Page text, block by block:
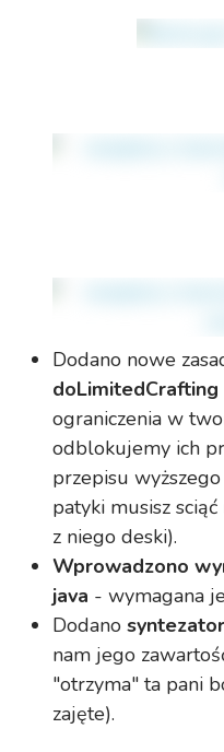
Dodano nowe
doLimitedCrafting
ograniczenia w
odblokujemy ich
przepisu
patyki musisz
z niego deski).
Wprowadzono
java - wymagana
Dodano
nam jego
"otrzyma" ta pani
zajęte).